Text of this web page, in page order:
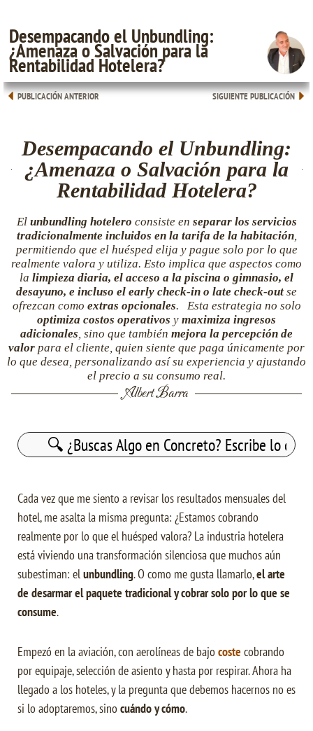
Desempacando el Unbundling:
¿Amenaza o Salvación para la
Rentabilidad Hotelera?
PUBLICACIÓN ANTERIOR SIGUIENTE PUBLICACIÓN
Desempacando el Unbundling:
¿Amenaza o Salvación para la
Rentabilidad Hotelera?
El unbundling hotelero consiste en separar los servicios
tradicionalmente incluidos en la tarifa de la habitación,
permitiendo que el huésped elija y pague solo por lo que
realmente valora y utiliza. Esto implica que aspectos como
la limpieza diaria, el acceso a la piscina o gimnasio, el
desayuno, e incluso el early check-in o late check-out se
ofrezcan como extras opcionales
. Esta estrategia no solo
optimiza costos operativos y maximiza ingresos
adicionales, sino que también mejora la percepción de
valor para el cliente, quien siente que paga únicamente por
lo que desea, personalizando así su experiencia y ajustando
el precio a su consumo real.
Albert Barra
Buscar:
Cada vez que me siento a revisar los resultados mensuales del
hotel, me asalta la misma pregunta: ¿Estamos cobrando
realmente por lo que el huésped valora? La industria hotelera
está viviendo una transformación silenciosa que muchos aún
subestiman: elunbundling. O como me gusta llamarlo,el arte
de desarmar el paquete tradicional y cobrar solo por lo que se
consume.
Empezó en la aviación, con aerolíneas de bajo coste cobrando
por equipaje, selección de asiento y hasta por respirar. Ahora ha
llegado a los hoteles, y la pregunta que debemos hacernos no es
si lo adoptaremos, sino cuándo y cómo.